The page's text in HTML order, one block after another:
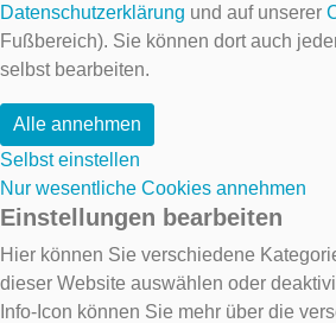
Datenschutzerklärung und auf unserer
Fußbereich). Sie können dort auch
selbst bearbeiten.
Alle annehmen
Selbst einstellen
Nur wesentliche Cookies annehmen
Einstellungen bearbeiten
Hier können Sie verschiedene
dieser Website auswählen oder
Info-Icon können Sie mehr über die